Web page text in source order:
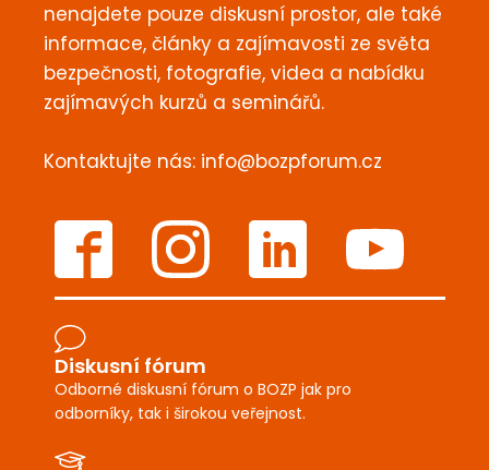
nenajdete pouze diskusní prostor, ale také
informace, články a zajímavosti ze světa
bezpečnosti, fotografie, videa a nabídku
zajímavých kurzů a seminářů.
Kontaktujte nás: info@bozpforum.cz
Diskusní fórum
Odborné diskusní fórum o BOZP jak pro
odborníky, tak i širokou veřejnost.